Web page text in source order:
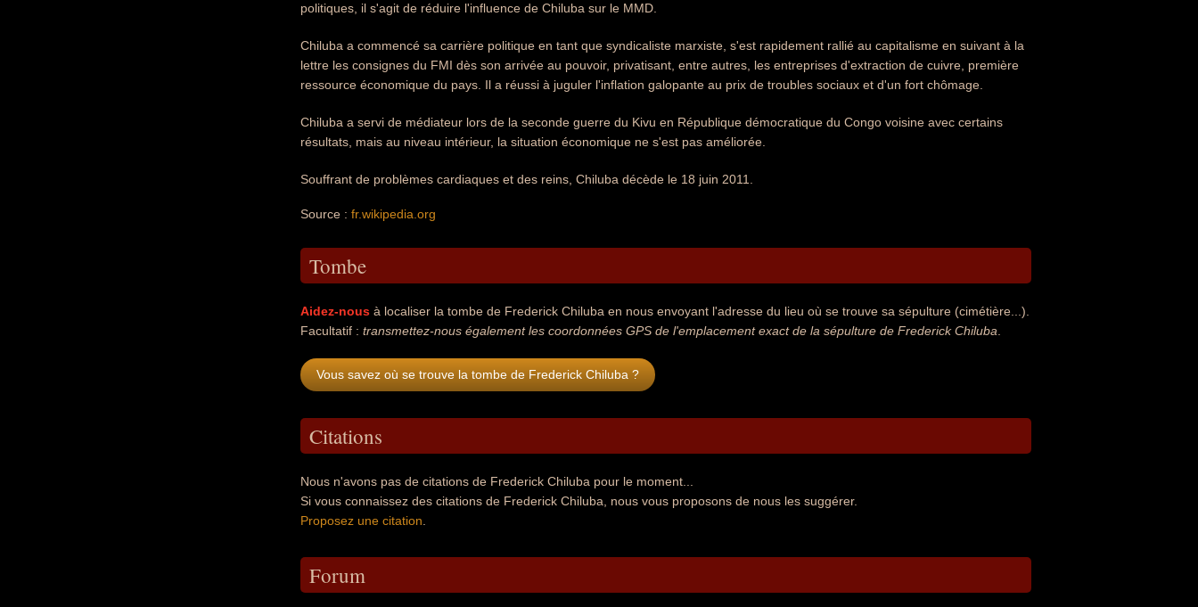
politiques, il s'agit de réduire l'influence de Chiluba sur le MMD.
Chiluba a commencé sa carrière politique en tant que syndicaliste marxiste, s'est rapidement rallié au capitalisme en suivant à la
lettre les consignes du FMI dès son arrivée au pouvoir, privatisant, entre autres, les entreprises d'extraction de cuivre, première
ressource économique du pays. Il a réussi à juguler l'inflation galopante au prix de troubles sociaux et d'un fort chômage.
Chiluba a servi de médiateur lors de la seconde guerre du Kivu en République démocratique du Congo voisine avec certains
résultats, mais au niveau intérieur, la situation économique ne s'est pas améliorée.
Souffrant de problèmes cardiaques et des reins, Chiluba décède le 18 juin 2011.
Source : fr.wikipedia.org
Tombe
Aidez-nous à localiser la tombe de Frederick Chiluba en nous envoyant l'adresse du lieu où se trouve sa sépulture (cimétière...).
Facultatif : transmettez-nous également les coordonnées GPS de l'emplacement exact de la sépulture de Frederick Chiluba
Vous savez où se trouve la tombe de Frederick Chiluba ?
Citations
Nous n'avons pas de citations de Frederick Chiluba pour le moment...
Si vous connaissez des citations de Frederick Chiluba, nous vous proposons de nous les suggérer.
Proposez une citation
Forum